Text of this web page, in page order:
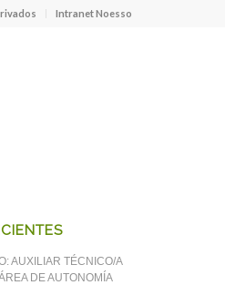
Intranet Noesso
AUXILIAR TÉCNICO/A
DE AUTONOMÍA